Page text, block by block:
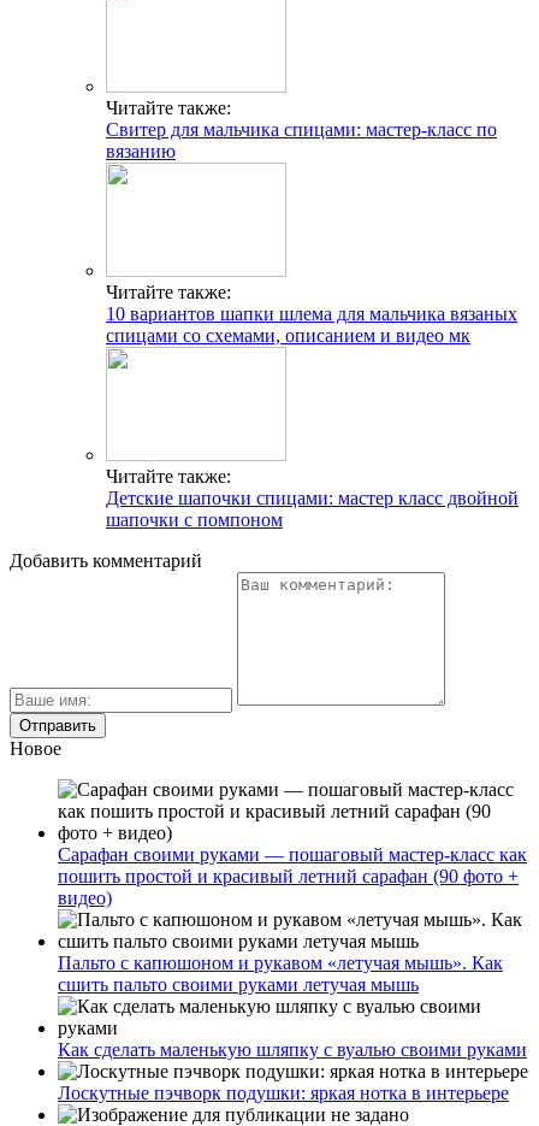
Читайте также:
Свитер для мальчика спицами: мастер-класс по
вязанию
Читайте также:
10 вариантов шапки шлема для мальчика вязаных
спицами со схемами, описанием и видео мк
Читайте также:
Детские шапочки спицами: мастер класс двойной
шапочки с помпоном
Добавить комментарий
Новое
Сарафан своими руками — пошаговый мастер-класс как
пошить простой и красивый летний сарафан (90 фото +
видео)
Пальто с капюшоном и рукавом «летучая мышь». Как
сшить пальто своими руками летучая мышь
Как сделать маленькую шляпку с вуалью своими руками
Лоскутные пэчворк подушки: яркая нотка в интерьере